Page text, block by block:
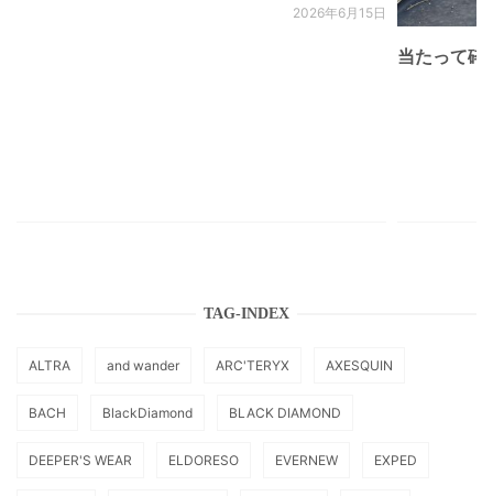
2026年6月15日
当たって砕
TAG-INDEX
ALTRA and wander ARC'TERYX AXESQUIN
BACH BlackDiamond BLACK DIAMOND
DEEPER'S WEAR ELDORESO EVERNEW EXPED